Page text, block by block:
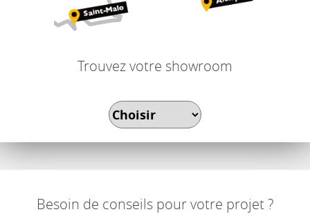
Trouvez votre showroom
Besoin de conseils pour votre projet ?